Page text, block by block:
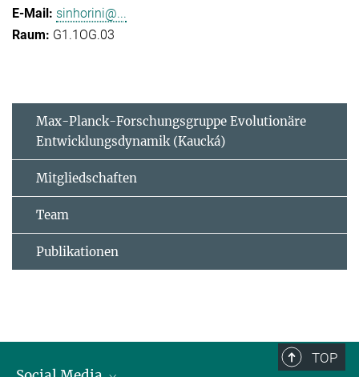
sinhorini@...
G1.1OG.03
Max-Planck-Forschungsgruppe Evolutionäre
Entwicklungsdynamik (Kaucká)
Mitgliedschaften
Team
Publikationen
TOP